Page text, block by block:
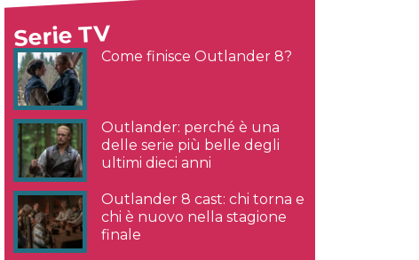
Serie TV
Come finisce Outlander 8?
Outlander: perché è una
delle serie più belle degli
ultimi dieci anni
Outlander 8 cast: chi torna e
chi è nuovo nella stagione
finale